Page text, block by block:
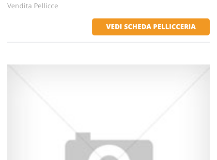
Vendita Pellicce
VEDI SCHEDA PELLICCERIA